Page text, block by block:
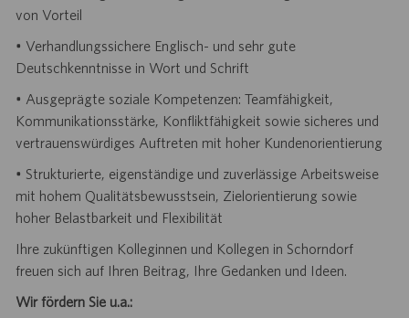
von Vorteil
• Verhandlungssichere Englisch- und sehr gute
Deutschkenntnisse in Wort und Schrift
• Ausgeprägte soziale Kompetenzen: Teamfähigkeit,
Kommunikationsstärke, Konfliktfähigkeit sowie sicheres und
vertrauenswürdiges Auftreten mit hoher Kundenorientierung
• Strukturierte, eigenständige und zuverlässige Arbeitsweise
mit hohem Qualitätsbewusstsein, Zielorientierung sowie
hoher Belastbarkeit und Flexibilität
Ihre zukünftigen Kolleginnen und Kollegen in Schorndorf
freuen sich auf Ihren Beitrag, Ihre Gedanken und Ideen.
Wir fördern Sie u.a.: